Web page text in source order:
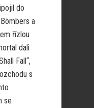
do
a
řízlou
dali
Fall“,
s
se